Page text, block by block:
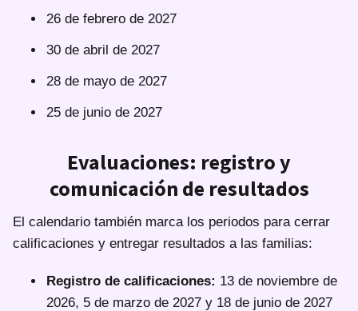
26 de febrero de 2027
30 de abril de 2027
28 de mayo de 2027
25 de junio de 2027
Evaluaciones: registro y
comunicación de resultados
El calendario también marca los periodos para cerrar
calificaciones y entregar resultados a las familias:
Registro de calificaciones: 13 de noviembre de
2026, 5 de marzo de 2027 y 18 de junio de 2027